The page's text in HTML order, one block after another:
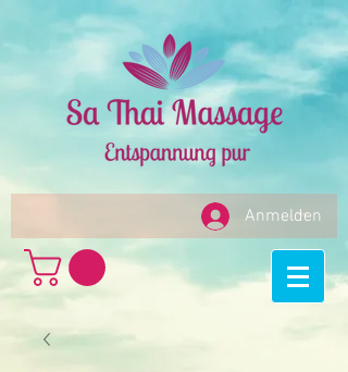
Anmelden